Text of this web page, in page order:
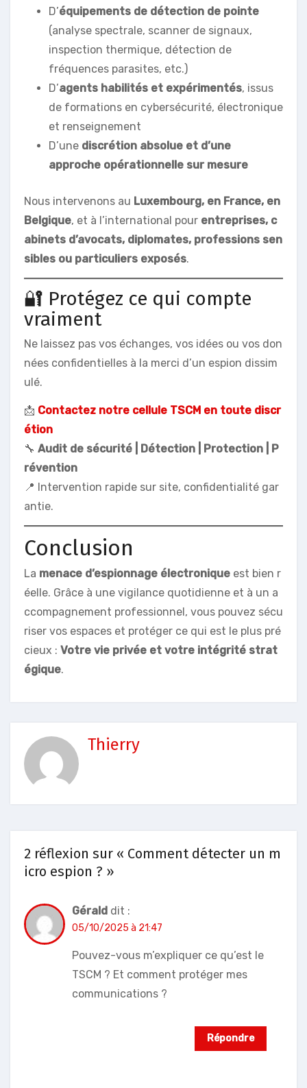
D’équipements de détection de pointe
(analyse spectrale, scanner de signaux,
inspection thermique, détection de
fréquences parasites, etc.)
D’agents habilités et expérimentés, issus
de formations en cybersécurité, électronique
et renseignement
D’une discrétion absolue et d’une
approche opérationnelle sur mesure
Nous intervenons au Luxembourg, en France, en
Belgique, et à l’international pour entreprises, c
abinets d’avocats, diplomates, professions sen
sibles ou particuliers exposés.
🔐 Protégez ce qui compte
vraiment
Ne laissez pas vos échanges, vos idées ou vos don
nées confidentielles à la merci d’un espion dissim
ulé.
📩 Contactez notre cellule TSCM en toute discr
étion
🔧 Audit de sécurité | Détection | Protection | P
révention
📍 Intervention rapide sur site, confidentialité gar
antie.
Conclusion
La menace d’espionnage électronique est bien r
éelle. Grâce à une vigilance quotidienne et à un a
ccompagnement professionnel, vous pouvez sécu
riser vos espaces et protéger ce qui est le plus pré
cieux : Votre vie privée et votre intégrité strat
égique.
Thierry
2 réflexion sur « Comment détecter un m
icro espion ? »
Gérald dit :
05/10/2025 à 21:47
Pouvez-vous m’expliquer ce qu’est le
TSCM ? Et comment protéger mes
communications ?
Répondre